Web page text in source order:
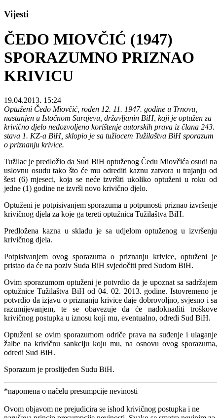
Vijesti
ČEDO MIOVČIĆ (1947)
SPORAZUMNO PRIZNAO
KRIVICU
19.04.2013. 15:24
Optuženi Čedo Miovčić, rođen 12. 11. 1947. godine u Trnovu,
nastanjen u Istočnom Sarajevu, državljanin BiH, koji je optužen za
krivično djelo nedozvoljeno korištenje autorskih prava iz člana 243.
stava 1. KZ-a BiH, sklopio je sa tužiocem Tužilaštva BiH sporazum
o priznanju krivice.
Tužilac je predložio da Sud BiH optuženog Čedu Miovčića osudi na
uslovnu osudu tako što će mu odrediti kaznu zatvora u trajanju od
šest (6) mjeseci, koja se neće izvršiti ukoliko optuženi u roku od
jedne (1) godine ne izvrši novo krivično djelo.
Optuženi je potpisivanjem sporazuma u potpunosti priznao izvršenje
krivičnog djela za koje ga tereti optužnica Tužilaštva BiH.
Predložena kazna u skladu je sa udjelom optuženog u izvršenju
krivičnog djela.
Potpisivanjem ovog sporazuma o priznanju krivice, optuženi je
pristao da će na poziv Suda BiH svjedočiti pred Sudom BiH.
Ovim sporazumom optuženi je potvrdio da je upoznat sa sadržajem
optužnice Tužilaštva BiH od 04. 02. 2013. godine. Istovremeno je
potvrdio da izjavu o priznanju krivice daje dobrovoljno, svjesno i sa
razumijevanjem, te se obavezuje da će nadoknaditi troškove
krivičnog postupka u iznosu koji mu, eventualno, odredi Sud BiH.
Optuženi se ovim sporazumom odriče prava na suđenje i ulaganje
žalbe na krivičnu sankciju koju mu, na osnovu ovog sporazuma,
odredi Sud BiH.
Sporazum je proslijeđen Sudu BiH.
*napomena o načelu presumpcije nevinosti
Ovom objavom ne prejudicira se ishod krivičnog postupka i ne